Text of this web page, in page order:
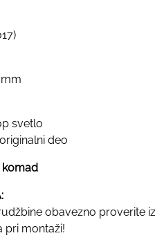
svetlo
deo
komad
obavezno proverite
pri montaži!